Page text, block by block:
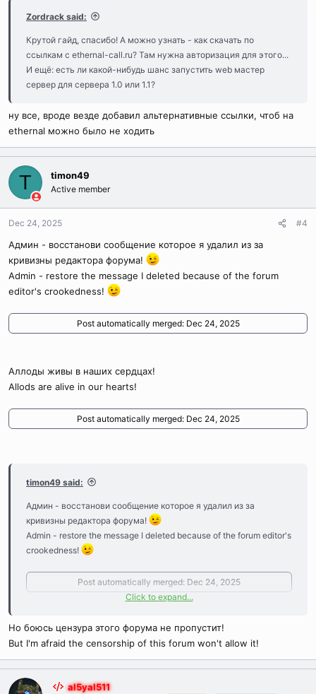
Zordrack said:
Крутой гайд, спасибо! А можно узнать - как скачать по
ссылкам с ethernal-call.ru? Там нужна авторизация для этого...
И ещё: есть ли какой-нибудь шанс запустить web мастер
сервер для сервера 1.0 или 1.1?
ну все, вроде везде добавил альтернативные ссылки, чтоб на
ethernal можно было не ходить
T timon49
Active member
Dec 24, 2025 #4
Админ - восстанови сообщение которое я удалил из за
кривизны редактора форума!
Admin - restore the message I deleted because of the forum
editor's crookedness!
Post automatically merged: Dec 24, 2025
Аллоды живы в наших сердцах!
Allods are alive in our hearts!
Post automatically merged: Dec 24, 2025
timon49 said:
Админ - восстанови сообщение которое я удалил из за
кривизны редактора форума!
Admin - restore the message I deleted because of the forum editor's
crookedness!
Post automatically merged: Dec 24, 2025
Аллоды живы в наших сердцах!
Allods are alive in our hearts!
Click to expand...
Но боюсь цензура этого форума не пропустит!
But I'm afraid the censorship of this forum won't allow it!
al5yal511